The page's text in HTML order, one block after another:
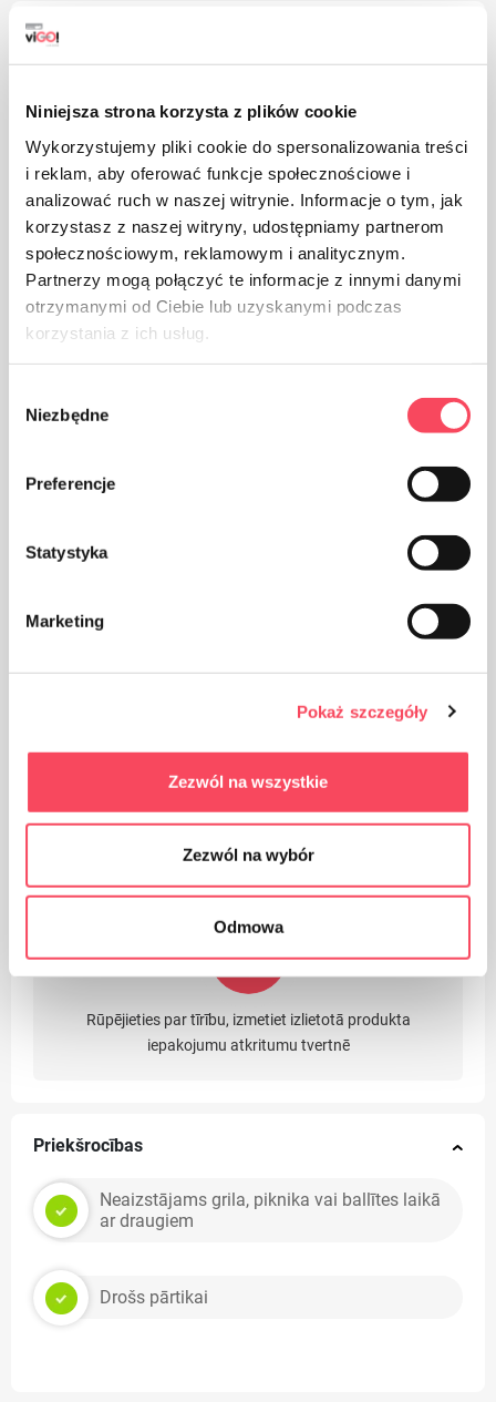
Niniejsza strona korzysta z plików cookie
Wykorzystujemy pliki cookie do spersonalizowania treści
i reklam, aby oferować funkcje społecznościowe i
analizować ruch w naszej witrynie. Informacje o tym, jak
korzystasz z naszej witryny, udostępniamy partnerom
społecznościowym, reklamowym i analitycznym.
Partnerzy mogą połączyć te informacje z innymi danymi
otrzymanymi od Ciebie lub uzyskanymi podczas
korzystania z ich usług.
zgody
Niezbędne
Preferencje
Statystyka
Marketing
Pokaż szczegóły
Zezwól na wszystkie
Zezwól na wybór
Odmowa
Brīdinājumi
uzskatīts (blakus PET) par drošāko plastmasu mūsu
Produkts ir paredzēts saskarei ar pārtiku, tas neietekmē
ēdiena garšu un smaržu
Rūpējieties par tīrību, izmetiet izlietotā produkta
iepakojumu atkritumu tvertnē
Priekšrocības
Neaizstājams grila, piknika vai ballītes laikā
ar draugiem
Drošs pārtikai